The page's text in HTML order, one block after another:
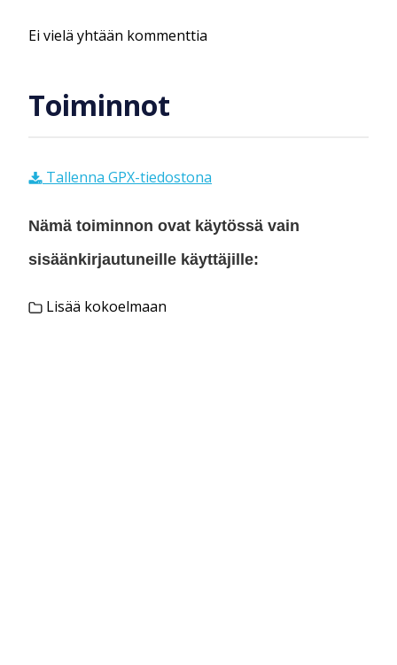
Ei vielä yhtään kommenttia
Toiminnot
Tallenna GPX-tiedostona
Nämä toiminnon ovat käytössä vain
sisäänkirjautuneille käyttäjille:
Lisää kokoelmaan